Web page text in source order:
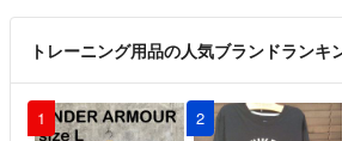
トレーニング用品の人気ブランドランキ
1 2